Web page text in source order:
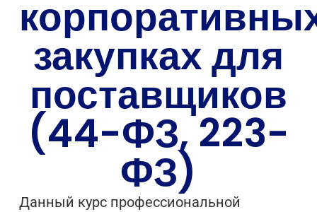
закупках для
поставщиков
(44-ФЗ, 223-
ФЗ)
Данный курс профессиональной